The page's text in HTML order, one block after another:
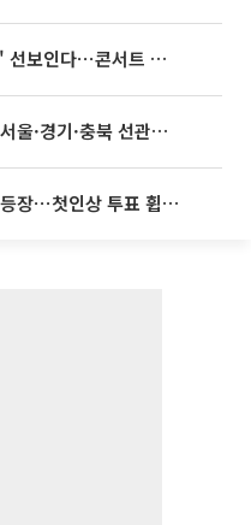
빅뱅, 20주년 기념 '새 뱅봉' 선보인다⋯콘서트 앞두고 팝업 개최
북 선관위 등 추가 압수수색
‘나솔사계’ 국화, 결별 후 재등장⋯첫인상 투표 휩쓸고 ‘인기녀’ 등극